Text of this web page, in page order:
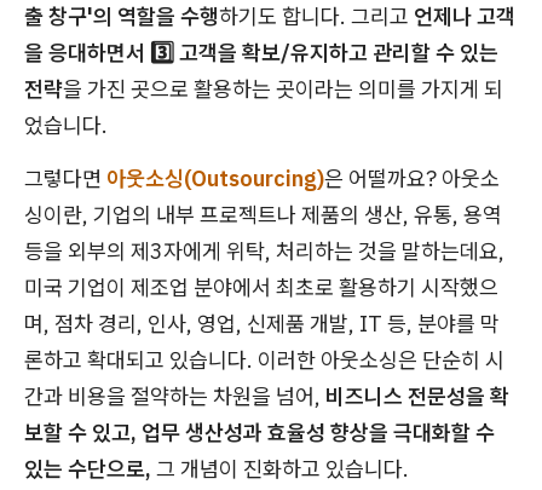
출 창구'의 역할을 수행하기도 합니다. 그리고 언제나 고객
을 응대하면서 3️⃣ 고객을 확보/유지하고 관리할 수 있는
전략을 가진 곳으로 활용하는 곳이라는 의미를 가지게 되
었습니다.
그렇다면 아웃소싱(Outsourcing)은 어떨까요? 아웃소
싱이란, 기업의 내부 프로젝트나 제품의 생산, 유통, 용역
등을 외부의 제3자에게 위탁, 처리하는 것을 말하는데요,
미국 기업이 제조업 분야에서 최초로 활용하기 시작했으
며, 점차 경리, 인사, 영업, 신제품 개발, IT 등, 분야를 막
론하고 확대되고 있습니다. 이러한 아웃소싱은 단순히 시
간과 비용을 절약하는 차원을 넘어, 비즈니스 전문성을 확
보할 수 있고, 업무 생산성과 효율성 향상을 극대화할 수
있는 수단으로, 그 개념이 진화하고 있습니다.​